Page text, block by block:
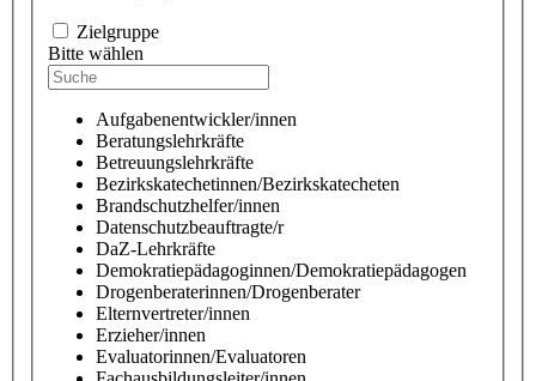
Zielgruppe
Bitte wählen
Aufgabenentwickler/innen
Beratungslehrkräfte
Betreuungslehrkräfte
Bezirkskatechetinnen/Bezirkskatecheten
Brandschutzhelfer/innen
Datenschutzbeauftragte/r
DaZ-Lehrkräfte
Demokratiepädagoginnen/Demokratiepädagogen
Drogenberaterinnen/Drogenberater
Elternvertreter/innen
Erzieher/innen
Evaluatorinnen/Evaluatoren